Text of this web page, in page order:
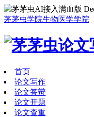
茅茅虫AI接入满血版
茅茅虫学院生物医学学院
首页
论文写作
论文答辩
论文开题
论文查重